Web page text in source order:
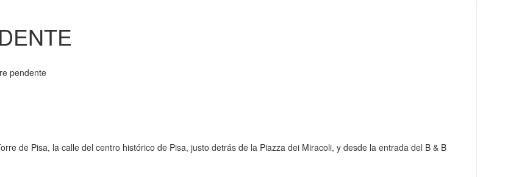
pendente
de Pisa, la calle del centro histórico de Pisa, justo detrás de la Piazza dei Miracoli, y desde la entrada del B & B